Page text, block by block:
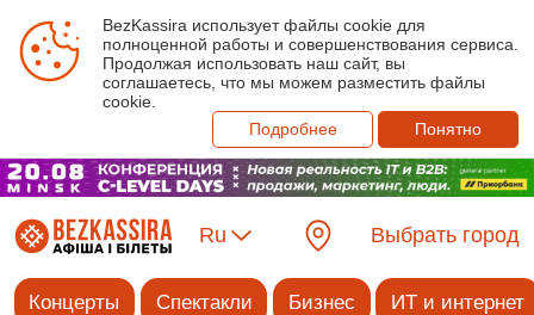
BezKassira использует файлы cookie для
полноценной работы и совершенствования сервиса.
Продолжая использовать наш сайт, вы
соглашаетесь, что мы можем разместить файлы
cookie.
Подробнее
Понятно
Ru Выбрать город
Концерты Спектакли Бизнес ИТ и интернет